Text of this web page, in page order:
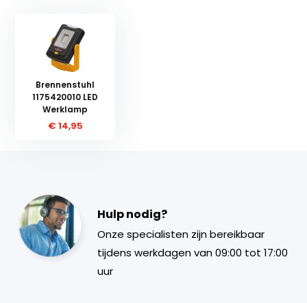
Brennenstuhl
1175420010 LED
Werklamp
€ 14,95
Hulp nodig?
Onze specialisten zijn bereikbaar
tijdens werkdagen van 09:00 tot 17:00
uur